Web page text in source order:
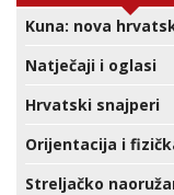
Kuna: nova
Natječaji i oglasi
Hrvatski snajperi
Orijentacija i
Streljačko